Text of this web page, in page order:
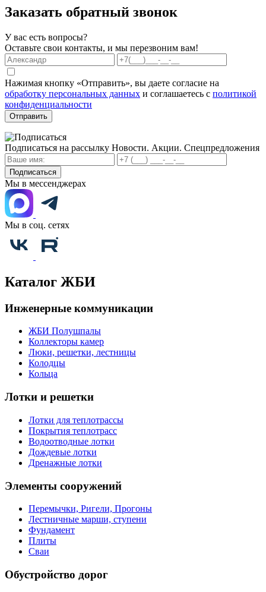
Заказать обратный звонок
У вас есть вопросы?
Оставьте свои контакты, и мы перезвоним вам!
Нажимая кнопку «Отправить», вы даете согласие на
обработку персональных данных и соглашаетесь с политикой
конфиденциальности
Отправить
Подписаться на рассылку Новости. Акции. Спецпредложения
Подписаться
Мы в мессенджерах
Мы в соц. сетях
Каталог ЖБИ
Инженерные коммуникации
ЖБИ Полушпалы
Коллекторы камер
Люки, решетки, лестницы
Колодцы
Кольца
Лотки и решетки
Лотки для теплотрассы
Покрытия теплотрасс
Водоотводные лотки
Дождевые лотки
Дренажные лотки
Элементы сооружений
Перемычки, Ригели, Прогоны
Лестничные марши, ступени
Фундамент
Плиты
Сваи
Обустройство дорог